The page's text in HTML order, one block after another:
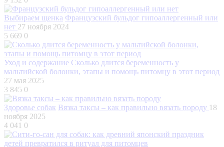
Выбираем щенка Французский бульдог гипоаллергенный или
нет 27 ноября 2024
5 669 0
Уход и содержание Сколько длится беременность у
мальтийской болонки, этапы и помощь питомцу в этот период
27 мая 2025
3 845 0
Здоровье собак Вязка таксы – как правильно вязать породу 18
ноября 2025
4 041 0